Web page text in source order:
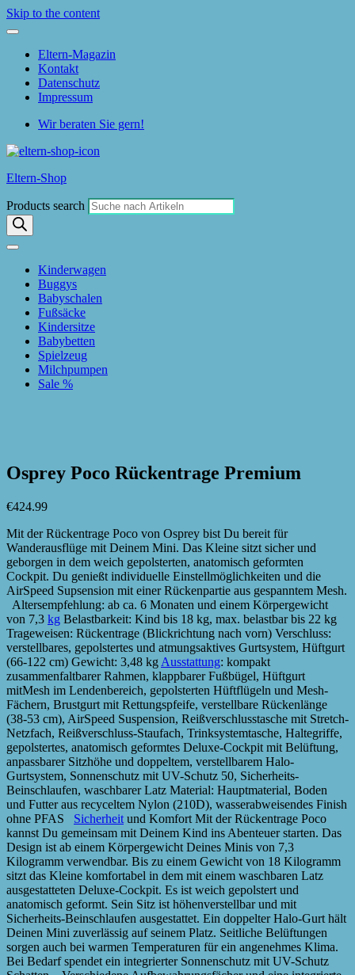
Skip to the content
Eltern-Magazin
Kontakt
Datenschutz
Impressum
Wir beraten Sie gern!
Eltern-Shop
Products search
Kinderwagen
Buggys
Babyschalen
Fußsäcke
Kindersitze
Babybetten
Spielzeug
Milchpumpen
Sale %
Osprey Poco Rückentrage Premium
€424.99
Mit der Rückentrage Poco von Osprey bist Du bereit für
Wanderausflüge mit Deinem Mini. Das Kleine sitzt sicher und
geborgen in dem weich gepolsterten, anatomisch geformten
Cockpit. Du genießt individuelle Einstellmöglichkeiten und die
AirSpeed Supsension mit einer Rückenpartie aus gespanntem Mesh.
Altersempfehlung: ab ca. 6 Monaten und einem Körpergewicht
von 7,3 kg Belastbarkeit: Kind bis 18 kg, max. belastbar bis 22 kg
Trageweisen: Rückentrage (Blickrichtung nach vorn) Verschluss:
verstellbares, gepolstertes und atmungsaktives Gurtsystem, Hüftgurt
(66-122 cm) Gewicht: 3,48 kg Ausstattung: kompakt
zusammenfaltbarer Rahmen, klappbarer Fußbügel, Hüftgurt
mitMesh im Lendenbereich, gepolsterten Hüftflügeln und Mesh-
Fächern, Brustgurt mit Rettungspfeife, verstellbare Rückenlänge
(38-53 cm), AirSpeed Suspension, Reißverschlusstasche mit Stretch-
Netzfach, Reißverschluss-Staufach, Trinksystemtasche, Haltegriffe,
gepolstertes, anatomisch geformtes Deluxe-Cockpit mit Belüftung,
anpassbarer Sitzhöhe und doppeltem, verstellbarem Halo-
Gurtsystem, Sonnenschutz mit UV-Schutz 50, Sicherheits-
Beinschlaufen, waschbarer Latz Material: Hauptmaterial, Boden
und Futter aus recyceltem Nylon (210D), wasserabweisendes Finish
ohne PFAS Sicherheit und Komfort Mit der Rückentrage Poco
kannst Du gemeinsam mit Deinem Kind ins Abenteuer starten. Das
Design ist ab einem Körpergewicht Deines Minis von 7,3
Kilogramm verwendbar. Bis zu einem Gewicht von 18 Kilogramm
sitzt das Kleine komfortabel in dem mit einem waschbaren Latz
ausgestatteten Deluxe-Cockpit. Es ist weich gepolstert und
anatomisch geformt. Sein Sitz ist höhenverstellbar und mit
Sicherheits-Beinschlaufen ausgestattet. Ein doppelter Halo-Gurt hält
Deinen Mini zuverlässig auf seinem Platz. Seitliche Belüftungen
sorgen auch bei warmen Temperaturen für ein angenehmes Klima.
Bei Bedarf spendet ein integrierter Sonnenschutz mit UV-Schutz